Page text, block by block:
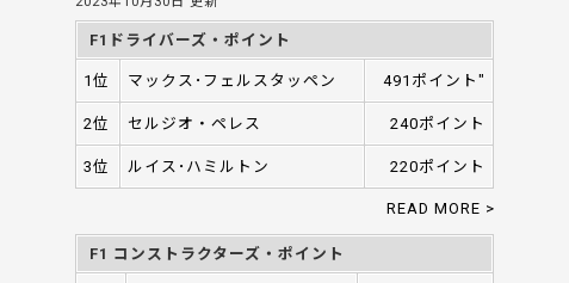
F1ドライバーズ・ポイント
1位 マックス･フェルスタッペン 491ポイント"
2位 セルジオ・ペレス 240ポイント
3位 ルイス･ハミルトン 220ポイント
READ MORE >
F1 コンストラクターズ・ポイント